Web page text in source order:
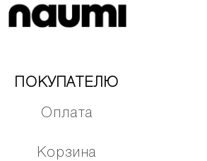
ПОКУПАТЕЛЮ
Оплата
Корзина